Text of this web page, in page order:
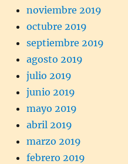
noviembre 2019
octubre 2019
septiembre 2019
agosto 2019
julio 2019
junio 2019
mayo 2019
abril 2019
marzo 2019
febrero 2019